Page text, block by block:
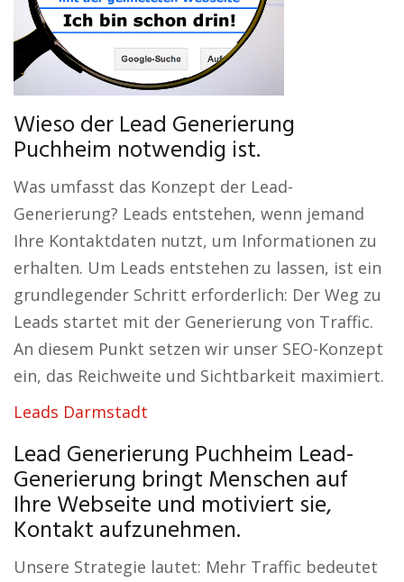
Wieso der Lead Generierung
Puchheim notwendig ist.
Was umfasst das Konzept der Lead-
Generierung? Leads entstehen, wenn jemand
Ihre Kontaktdaten nutzt, um Informationen zu
erhalten. Um Leads entstehen zu lassen, ist ein
grundlegender Schritt erforderlich: Der Weg zu
Leads startet mit der Generierung von Traffic.
An diesem Punkt setzen wir unser SEO-Konzept
ein, das Reichweite und Sichtbarkeit maximiert.
Leads Darmstadt
Lead Generierung Puchheim Lead-
Generierung bringt Menschen auf
Ihre Webseite und motiviert sie,
Kontakt aufzunehmen.
Unsere Strategie lautet: Mehr Traffic bedeutet